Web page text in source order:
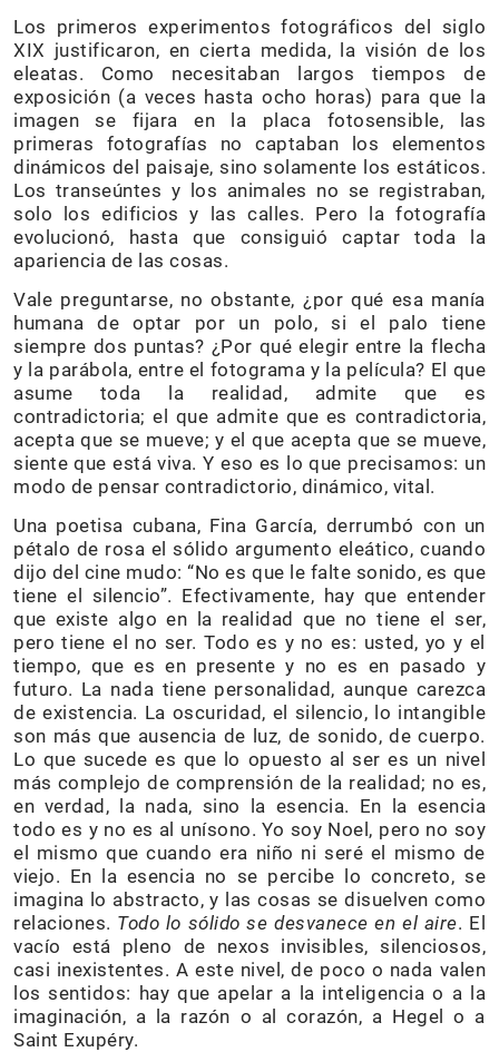
Los primeros experimentos fotográficos del siglo
XIX justificaron, en cierta medida, la visión de los
eleatas. Como necesitaban largos tiempos de
exposición (a veces hasta ocho horas) para que la
imagen se fijara en la placa fotosensible, las
primeras fotografías no captaban los elementos
dinámicos del paisaje, sino solamente los estáticos.
Los transeúntes y los animales no se registraban,
solo los edificios y las calles. Pero la fotografía
evolucionó, hasta que consiguió captar toda la
apariencia de las cosas.
Vale preguntarse, no obstante, ¿por qué esa manía
humana de optar por un polo, si el palo tiene
siempre dos puntas? ¿Por qué elegir entre la flecha
y la parábola, entre el fotograma y la película? El que
asume toda la realidad, admite que es
contradictoria; el que admite que es contradictoria,
acepta que se mueve; y el que acepta que se mueve,
siente que está viva. Y eso es lo que precisamos: un
modo de pensar contradictorio, dinámico, vital.
Una poetisa cubana, Fina García, derrumbó con un
pétalo de rosa el sólido argumento eleático, cuando
dijo del cine mudo: “No es que le falte sonido, es que
tiene el silencio”. Efectivamente, hay que entender
que existe algo en la realidad que no tiene el ser,
pero tiene el no ser. Todo es y no es: usted, yo y el
tiempo, que es en presente y no es en pasado y
futuro. La nada tiene personalidad, aunque carezca
de existencia. La oscuridad, el silencio, lo intangible
son más que ausencia de luz, de sonido, de cuerpo.
Lo que sucede es que lo opuesto al ser es un nivel
más complejo de comprensión de la realidad; no es,
en verdad, la nada, sino la esencia. En la esencia
todo es y no es al unísono. Yo soy Noel, pero no soy
el mismo que cuando era niño ni seré el mismo de
viejo. En la esencia no se percibe lo concreto, se
imagina lo abstracto, y las cosas se disuelven como
relaciones. Todo lo sólido se desvanece en el aire. El
vacío está pleno de nexos invisibles, silenciosos,
casi inexistentes. A este nivel, de poco o nada valen
los sentidos: hay que apelar a la inteligencia o a la
imaginación, a la razón o al corazón, a Hegel o a
Saint Exupéry.